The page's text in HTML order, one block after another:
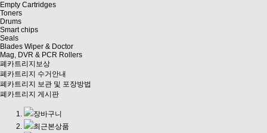
Empty Cartridges
Toners
Drums
Smart chips
Seals
Blades Wiper & Doctor
Mag, DVR & PCR Rollers
폐카트리지보상
폐카트리지 수거안내
폐카트리지 보관 및 포장방법
폐카트리지 게시판
장바구니
최근본상품